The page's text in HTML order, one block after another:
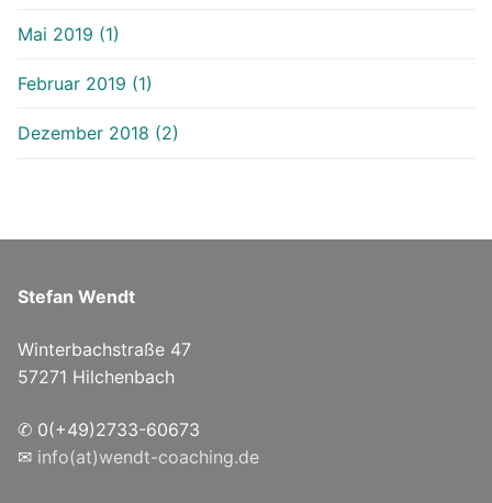
Mai 2019 (1)
Februar 2019 (1)
Dezember 2018 (2)
Stefan Wendt
Winterbachstraße 47
57271 Hilchenbach
✆ 0(+49)2733-60673
✉ info(at)wendt-coaching.de